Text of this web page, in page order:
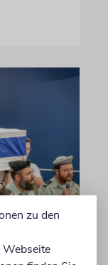
zu den
Webseite